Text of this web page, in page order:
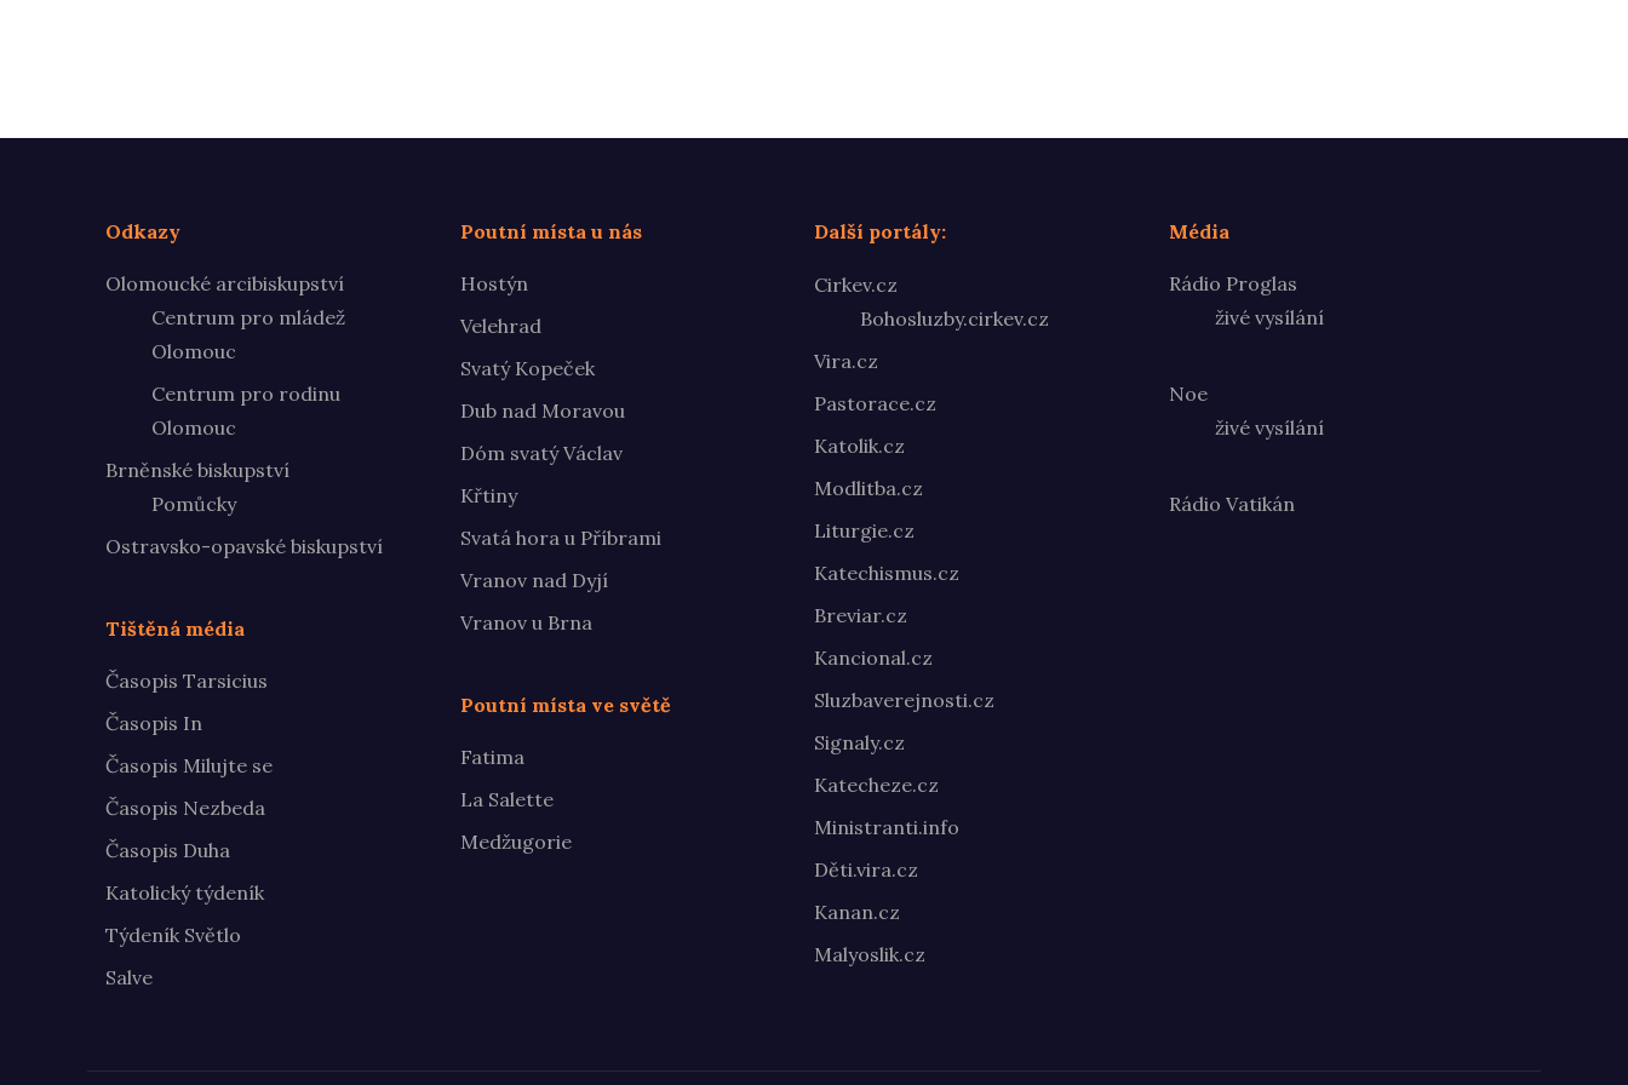
Odkazy
Olomoucké arcibiskupství
Centrum pro mládež
Olomouc
Centrum pro rodinu
Olomouc
Brněnské biskupství
Pomůcky
Ostravsko-opavské biskupství
Tištěná média
Časopis Tarsicius
Časopis In
Časopis Milujte se
Časopis Nezbeda
Časopis Duha
Katolický týdeník
Týdeník Světlo
Salve
Poutní místa u nás
Hostýn
Velehrad
Svatý Kopeček
Dub nad Moravou
Dóm svatý Václav
Křtiny
Svatá hora u Příbrami
Vranov nad Dyjí
Vranov u Brna
Poutní místa ve světě
Fatima
La Salette
Medžugorie
Další portály:
Cirkev.cz
Bohosluzby.cirkev.cz
Vira.cz
Pastorace.cz
Katolik.cz
Modlitba.cz
Liturgie.cz
Katechismus.cz
Breviar.cz
Kancional.cz
Sluzbaverejnosti.cz
Signaly.cz
Katecheze.cz
Ministranti.info
Děti.vira.cz
Kanan.cz
Malyoslik.cz
Média
Rádio Proglas
živé vysílání
Noe
živé vysílání
Rádio Vatikán